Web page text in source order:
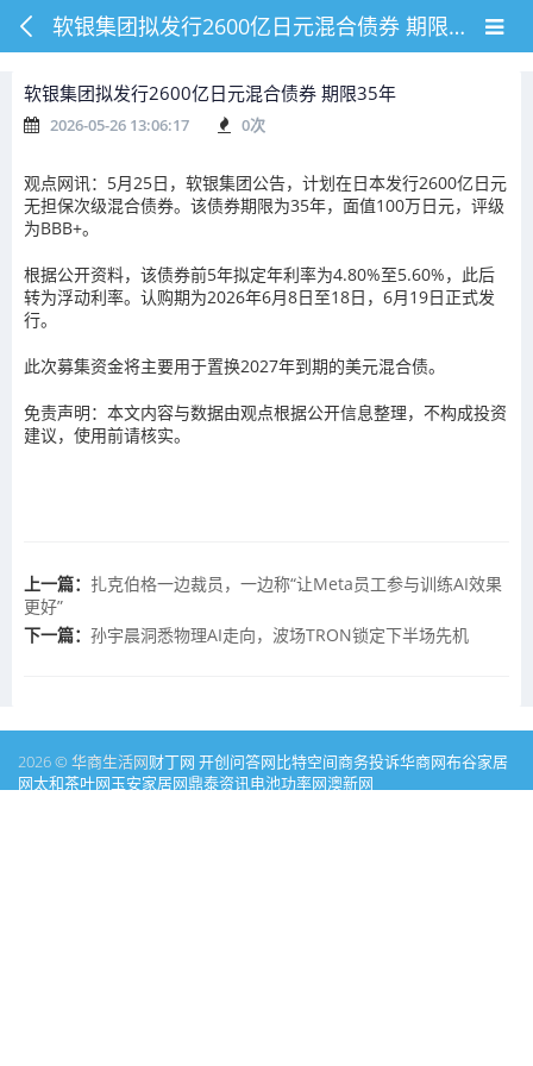
软银集团拟发行2600亿日元混合债券 期限35年
软银集团拟发行2600亿日元混合债券 期限35年
2026-05-26 13:06:17 0次
观点网讯：5月25日，软银集团公告，计划在日本发行2600亿日元
无担保次级混合债券。该债券期限为35年，面值100万日元，评级
为BBB+。
根据公开资料，该债券前5年拟定年利率为4.80%至5.60%，此后
转为浮动利率。认购期为2026年6月8日至18日，6月19日正式发
行。
此次募集资金将主要用于置换2027年到期的美元混合债。
免责声明：本文内容与数据由观点根据公开信息整理，不构成投资
建议，使用前请核实。
上一篇： 扎克伯格一边裁员，一边称“让Meta员工参与训练AI效果
更好”
下一篇： 孙宇晨洞悉物理AI走向，波场TRON锁定下半场先机
2026 © 华商生活网财丁网 开创问答网比特空间商务投诉华商网布谷家居
网太和茶叶网玉安家居网鼎泰资讯电池功率网澳新网